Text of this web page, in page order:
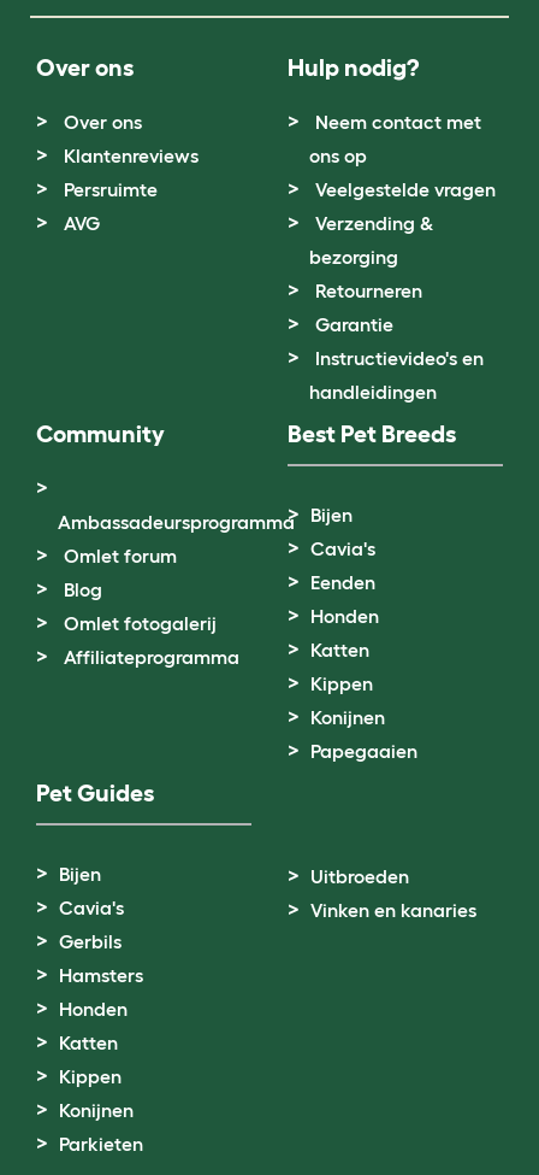
Over ons
Over ons
Klantenreviews
Persruimte
AVG
Hulp nodig?
Neem contact met
ons op
Veelgestelde vragen
Verzending &
bezorging
Retourneren
Garantie
Instructievideo's en
handleidingen
Community
Ambassadeursprogramma
Omlet forum
Blog
Omlet fotogalerij
Affiliateprogramma
Best Pet Breeds
Bijen
Cavia's
Eenden
Honden
Katten
Kippen
Konijnen
Papegaaien
Pet Guides
Bijen
Cavia's
Gerbils
Hamsters
Honden
Katten
Kippen
Konijnen
Parkieten
Uitbroeden
Vinken en kanaries